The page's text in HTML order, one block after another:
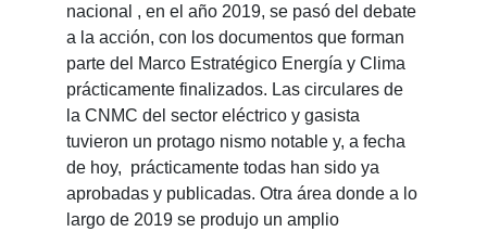
nacional , en el año 2019, se pasó del debate
a la acción, con los documentos que forman
parte del Marco Estratégico Energía y Clima
prácticamente finalizados. Las circulares de
la CNMC del sector eléctrico y gasista
tuvieron un protago nismo notable y, a fecha
de hoy, prácticamente todas han sido ya
aprobadas y publicadas. Otra área donde a lo
largo de 2019 se produjo un amplio